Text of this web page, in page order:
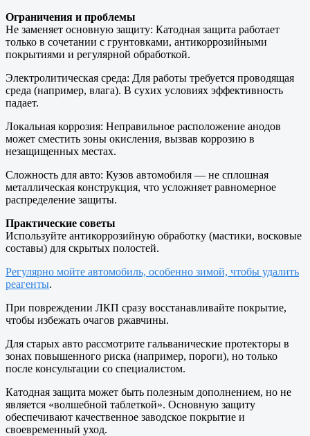
Ограничения и проблемы
Не заменяет основную защиту: Катодная защита работает
только в сочетании с грунтовками, антикоррозийными
покрытиями и регулярной обработкой.
Электролитическая среда: Для работы требуется проводящая
среда (например, влага). В сухих условиях эффективность
падает.
Локальная коррозия: Неправильное расположение анодов
может сместить зоны окисления, вызвав коррозию в
незащищенных местах.
Сложность для авто: Кузов автомобиля — не сплошная
металлическая конструкция, что усложняет равномерное
распределение защиты.
Практические советы
Используйте антикоррозийную обработку (мастики, восковые
составы) для скрытых полостей.
Регулярно мойте автомобиль, особенно зимой, чтобы удалить
реагенты.
При повреждении ЛКП сразу восстанавливайте покрытие,
чтобы избежать очагов ржавчины.
Для старых авто рассмотрите гальванические протекторы в
зонах повышенного риска (например, пороги), но только
после консультации со специалистом.
Катодная защита может быть полезным дополнением, но не
является «волшебной таблеткой». Основную защиту
обеспечивают качественное заводское покрытие и
своевременный уход.